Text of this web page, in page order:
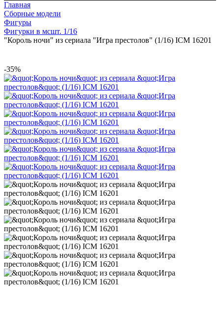
Главная
Сборные модели
Фигуры
Фигурки в мсшт. 1/16
"Король ночи" из сериала "Игра престолов" (1/16) ICM 16201
-35%